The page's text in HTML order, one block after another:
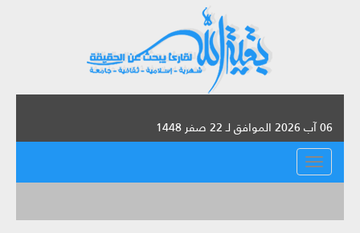
06 آب 2026 الموافق لـ 22 صفر 1448
القائمة